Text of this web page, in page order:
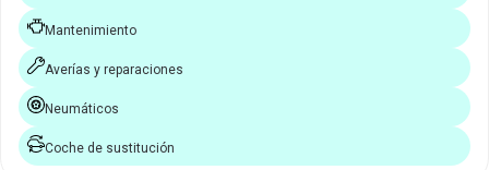
Mantenimiento
Averías y reparaciones
Neumáticos
Coche de sustitución